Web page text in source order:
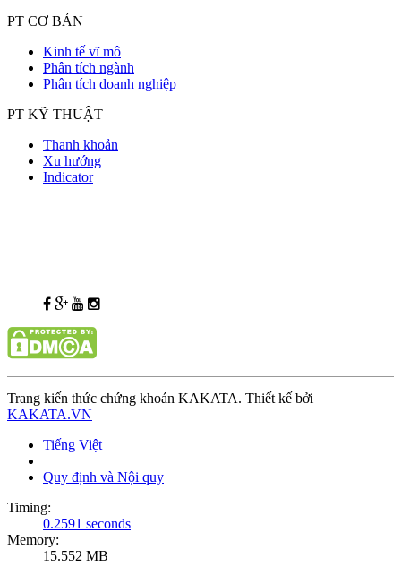
PT CƠ BẢN
Kinh tế vĩ mô
Phân tích ngành
Phân tích doanh nghiệp
PT KỸ THUẬT
Thanh khoản
Xu hướng
Indicator
Trang kiến thức chứng khoán KAKATA. Thiết kế bởi
KAKATA.VN
Tiếng Việt
Quy định và Nội quy
Timing:
0.2591 seconds
Memory:
15.552 MB